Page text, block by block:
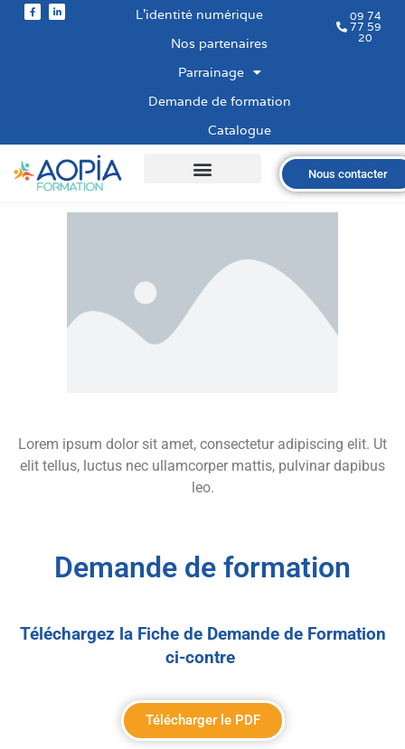
L’identité numérique
Nos partenaires
Parrainage
Demande de formation
Catalogue
09 74
77 59
20
Nous contacter
Lorem ipsum dolor sit amet, consectetur adipiscing elit. Ut
elit tellus, luctus nec ullamcorper mattis, pulvinar dapibus
leo.
Demande de formation
Téléchargez la Fiche de Demande de Formation
ci-contre
Télécharger le PDF